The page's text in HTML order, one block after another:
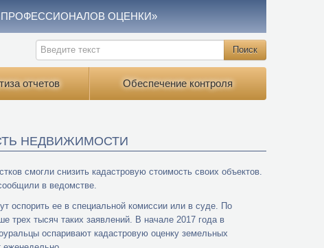
ОЦЕНКИ»
отчетов Обеспечение контроля
НЕДВИЖИМОСТИ
смогли снизить кадастровую стоимость своих объектов.
в ведомстве.
оспорить ее в специальной комиссии или в суде. По
трех тысяч таких заявлений. В начале 2017 года в
оспаривают кадастровую оценку земельных